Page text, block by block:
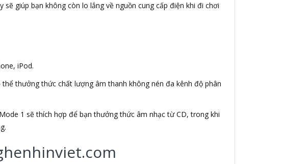
giúp bạn không còn lo lắng về nguồn cung cấp điện khi đi chơi
iPod.
thưởng thức chất lượng âm thanh không nén đa kênh độ phân
1 sẽ thích hợp để bạn thưởng thức âm nhạc từ CD, trong khi